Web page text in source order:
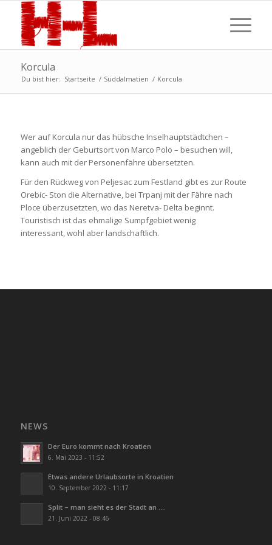
Korcula
Du bist hier: Startseite / Süddalmatien / Korcula
Wer auf Korcula nur das hübsche Inselhauptstädtchen –
angeblich der Geburtsort von Marco Polo – besuchen will,
kann auch mit der Personenfähre übersetzten.
Für den Rückweg von Peljesac zum Festland gibt es zur Route
Orebic- Ston die Alternative, bei Trpanj mit der Fähre nach
Ploce überzusetzten, wo das Neretva- Delta beginnt.
Touristisch ist das ehmalige Sumpfgebiet wenig
interessant, wohl aber landschaftlich.
NEWS
Der Euro kommt nach Kroatien
6. Mai 2023 - 11:52
Etwas andere Urlaubsorte in Kroatien
10. September 2022 - 11:17
Split – man sieht es der Stadt an ….
21. Juni 2022 - 08:46